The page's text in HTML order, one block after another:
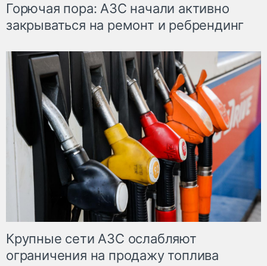
Горючая пора: АЗС начали активно
закрываться на ремонт и ребрендинг
Крупные сети АЗС ослабляют
ограничения на продажу топлива